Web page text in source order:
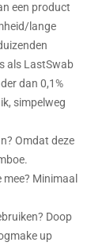
een product
lange
als LastSwab
dan 0,1%
simpelweg
Omdat deze
Minimaal
Doop
up